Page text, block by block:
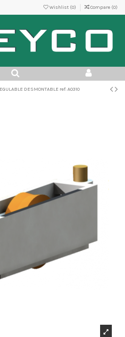
Wishlist (0) Compare (0)
DESMONTABLE ref: A0310